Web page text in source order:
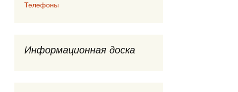
Телефоны
Информационная доска